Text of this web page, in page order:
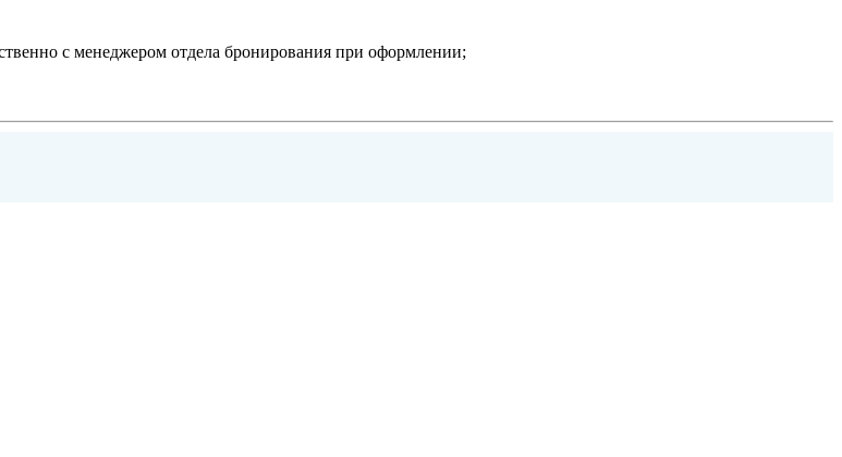
с менеджером отдела бронирования при оформлении;